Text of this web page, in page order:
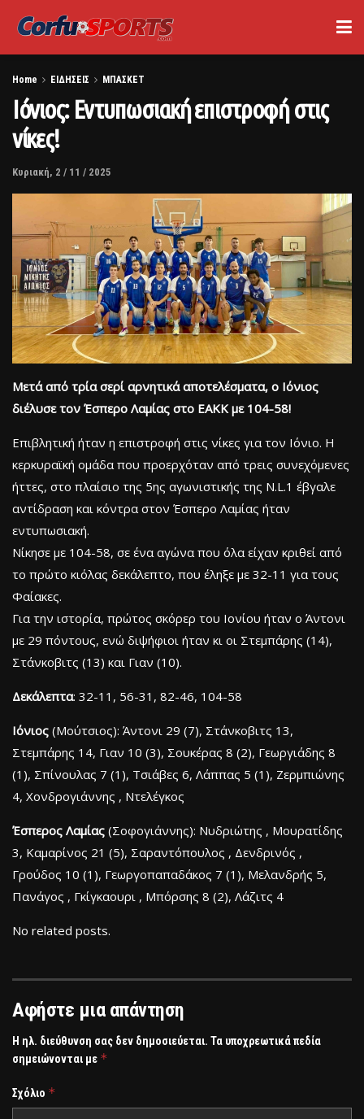
Home ΕΙΔΗΣΕΙΣ ΜΠΑΣΚΕΤ
Ιόνιος: Εντυπωσιακή επιστροφή στις
νίκες!
Κυριακή, 2 / 11 / 2025
Μετά από τρία σερί αρνητικά αποτελέσματα, ο Ιόνιος
διέλυσε τον Έσπερο Λαμίας στο ΕΑΚΚ με 104-58!
Επιβλητική ήταν η επιστροφή στις νίκες για τον Ιόνιο. Η
κερκυραϊκή ομάδα που προερχόταν από τρεις συνεχόμενες
ήττες, στο πλαίσιο της 5ης αγωνιστικής της N.L.1 έβγαλε
αντίδραση και κόντρα στον Έσπερο Λαμίας ήταν
εντυπωσιακή.
Νίκησε με 104-58, σε ένα αγώνα που όλα είχαν κριθεί από
το πρώτο κιόλας δεκάλεπτο, που έληξε με 32-11 για τους
Φαίακες.
Για την ιστορία, πρώτος σκόρερ του Ιονίου ήταν ο Άντονι
με 29 πόντους, ενώ διψήφιοι ήταν κι οι Στεμπάρης (14),
Στάνκοβιτς (13) και Γιαν (10).
Δεκάλεπτα: 32-11, 56-31, 82-46, 104-58
Ιόνιος (Μούτσιος): Άντονι 29 (7), Στάνκοβιτς 13,
Στεμπάρης 14, Γιαν 10 (3), Σουκέρας 8 (2), Γεωργιάδης 8
(1), Σπίνουλας 7 (1), Τσιάβες 6, Λάππας 5 (1), Ζερμπιώνης
4, Χονδρογιάννης , Ντελέγκος
Έσπερος Λαμίας (Σοφογιάννης): Νυδριώτης , Μουρατίδης
3, Καμαρίνος 21 (5), Σαραντόπουλος , Δενδρινός ,
Γρούδος 10 (1), Γεωργοπαπαδάκος 7 (1), Μελανδρής 5,
Πανάγος , Γκίγκαουρι , Μπόρσης 8 (2), Λάζιτς 4
No related posts.
Αφήστε μια απάντηση
Η ηλ. διεύθυνση σας δεν δημοσιεύεται. Τα υποχρεωτικά πεδία
σημειώνονται με *
Σχόλιο *